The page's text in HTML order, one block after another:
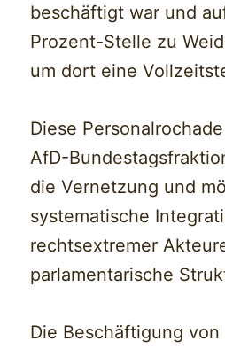
beschäftigt war und
Prozent-Stelle zu
um dort eine
Diese
AfD-
die Vernetzung und
systematische
rechtsextremer
parlamentarische
Die Beschäftigung